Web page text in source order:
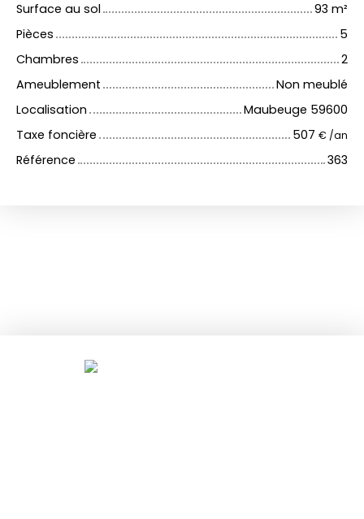
Surface au sol
93 m²
Pièces
5
Chambres
2
Ameublement
Non meublé
Localisation
Maubeuge 59600
Taxe foncière
507 € /an
Référence 363